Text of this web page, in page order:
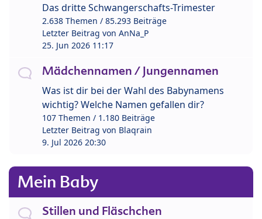
Das dritte Schwangerschafts-Trimester
2.638 Themen / 85.293 Beiträge
Letzter Beitrag von AnNa_P
25. Jun 2026 11:17
Mädchennamen / Jungennamen
Was ist dir bei der Wahl des Babynamens
wichtig? Welche Namen gefallen dir?
107 Themen / 1.180 Beiträge
Letzter Beitrag von Blaqrain
9. Jul 2026 20:30
Mein Baby
Stillen und Fläschchen